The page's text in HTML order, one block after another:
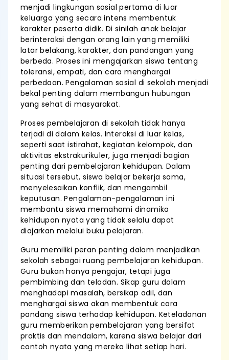
menjadi lingkungan sosial pertama di luar
keluarga yang secara intens membentuk
karakter peserta didik. Di sinilah anak belajar
berinteraksi dengan orang lain yang memiliki
latar belakang, karakter, dan pandangan yang
berbeda. Proses ini mengajarkan siswa tentang
toleransi, empati, dan cara menghargai
perbedaan. Pengalaman sosial di sekolah menjadi
bekal penting dalam membangun hubungan
yang sehat di masyarakat.
Proses pembelajaran di sekolah tidak hanya
terjadi di dalam kelas. Interaksi di luar kelas,
seperti saat istirahat, kegiatan kelompok, dan
aktivitas ekstrakurikuler, juga menjadi bagian
penting dari pembelajaran kehidupan. Dalam
situasi tersebut, siswa belajar bekerja sama,
menyelesaikan konflik, dan mengambil
keputusan. Pengalaman-pengalaman ini
membantu siswa memahami dinamika
kehidupan nyata yang tidak selalu dapat
diajarkan melalui buku pelajaran.
Guru memiliki peran penting dalam menjadikan
sekolah sebagai ruang pembelajaran kehidupan.
Guru bukan hanya pengajar, tetapi juga
pembimbing dan teladan. Sikap guru dalam
menghadapi masalah, bersikap adil, dan
menghargai siswa akan membentuk cara
pandang siswa terhadap kehidupan. Keteladanan
guru memberikan pembelajaran yang bersifat
praktis dan mendalam, karena siswa belajar dari
contoh nyata yang mereka lihat setiap hari.